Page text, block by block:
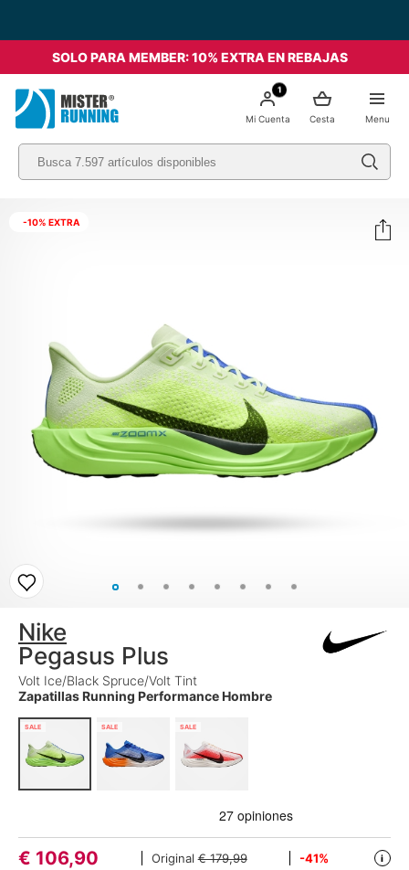
SOLO PARA MEMBER: 10% EXTRA EN REBAJAS
Menu
Cesta
1
Mi Cuenta
-10% EXTRA
Nike
Pegasus Plus
Volt Ice/Black Spruce/Volt Tint
Zapatillas Running Performance Hombre
SALE SALE SALE
€ 106,90 Original€ 179,99 -41% i